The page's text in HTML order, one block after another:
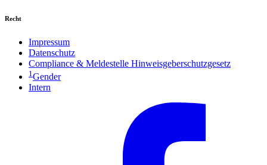
Recht
Impressum
Datenschutz
Compliance & Meldestelle Hinweisgeberschutzgesetz
1 Gender
Intern